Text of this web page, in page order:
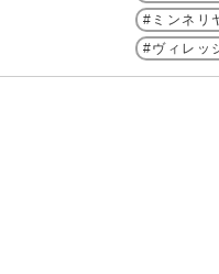
ミンネリ
ヴィレッ